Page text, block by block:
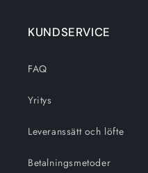
KUNDSERVICE
FAQ
Yritys
Leveranssätt och löfte
Betalningsmetoder